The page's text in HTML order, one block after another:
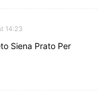
14:23
Siena Prato Per